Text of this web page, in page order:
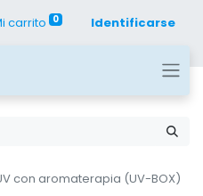
carrito 0 Identificarse
con aromaterapia (UV-BOX)